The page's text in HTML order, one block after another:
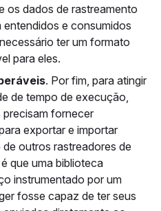
os dados de rastreamento
entendidos e consumidos
ter um formato
para eles.
. Por fim, para atingir
de tempo de execução,
fornecer
exportar e importar
outros rastreadores de
que uma biblioteca
instrumentado por um
fosse capaz de ter seus